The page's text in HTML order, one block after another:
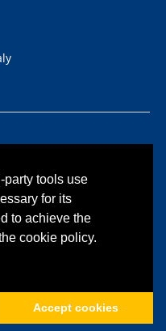
party tools use
for its
to achieve the
cookie policy.
Accept cookies
europei